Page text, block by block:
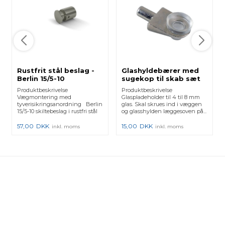
Rustfrit stål beslag -
Berlin 15/5-10
Produktbeskrivelse
Vægmontering med
tyverisikringsanordning Berlin
15/5-10 skiltebeslag i rustfri stål
57,00 DKK inkl. moms
Glashyldebærer med
sugekop til skab sæt
af 4 stk.
Produktbeskrivelse
Glaspladeholder til 4 til 8 mm
glas. Skal skrues ind i væggen
og glasshylden læggesoven på...
15,00 DKK inkl. moms